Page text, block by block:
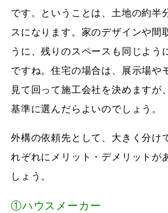
です。ということは、土地の約半
スになります。家のデザインや間
うに、残りのスペースも同じよう
ですね。住宅の場合は、展示場や
見て回って施工会社を決めますが
基準に選んだらよいのでしょう。
外構の依頼先として、大きく分け
れぞれにメリット・デメリットが
しょう。
①ハウスメーカー